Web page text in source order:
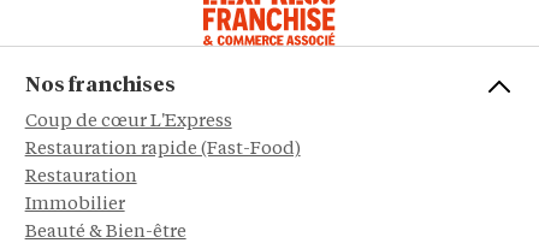
Nos franchises
Coup de cœur L'Express
Restauration rapide (Fast-Food)
Restauration
Immobilier
Beauté & Bien-être